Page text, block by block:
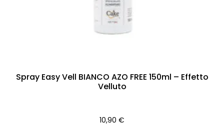
Spray Easy Vell BIANCO AZO FREE 150ml – Effetto
Velluto
10,90 €